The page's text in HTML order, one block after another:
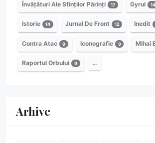
Învățături Ale Sfinților Părinți 17 Gyrul 14
Istorie 14 Jurnal De Front 12 Inedit
Contra Atac 9 Iconografie 9 Mihai
Raportul Orbului 9 …
Arhive